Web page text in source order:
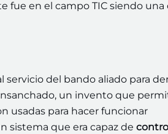
fue en el campo TIC siendo una
servicio del bando aliado para
un invento que
usadas para hacer funcionar
sistema que era capaz de